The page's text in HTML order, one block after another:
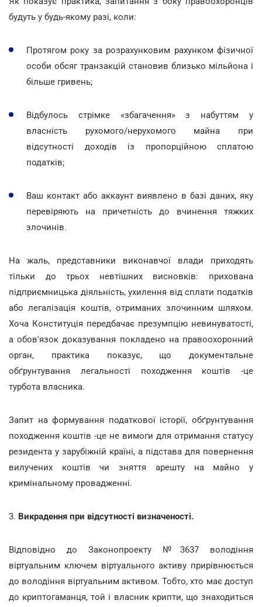
будуть у будь-якому разі, коли:
Протягом року за розрахунковим рахунком фізичної
особи обсяг транзакцій становив близько мільйона і
більше гривень;
Відбулось стрімке «збагачення» з набуттям у
власність рухомого/нерухомого майна при
відсутності доходів із пропорційною сплатою
податків;
Ваш контакт або аккаунт виявлено в базі даних, яку
перевіряють на причетність до вчинення тяжких
злочинів.
На жаль, представники виконавчої влади приходять
тільки до трьох невтішних висновків: прихована
підприємницька діяльність, ухилення від сплати податків
або легалізація коштів, отриманих злочинним шляхом.
Хоча Конституція передбачає презумпцію невинуватості,
а обов'язок доказування покладено на правоохоронний
орган, практика показує, що документальне
обґрунтування легальності походження коштів -це
турбота власника.
Запит на формування податкової історії, обґрунтування
походження коштів -це не вимоги для отримання статусу
резидента у зарубіжній країні, а підстава для повернення
вилучених коштів чи зняття арешту на майно у
кримінальному провадженні.
3. Викрадення при відсутності визначеності.
Відповідно до Законопроекту №3637 володіння
віртуальним ключем віртуального активу прирівнюється
до володіння віртуальним активом. Тобто, хто має доступ
до криптогаманця, той і власник крипти, що знаходиться